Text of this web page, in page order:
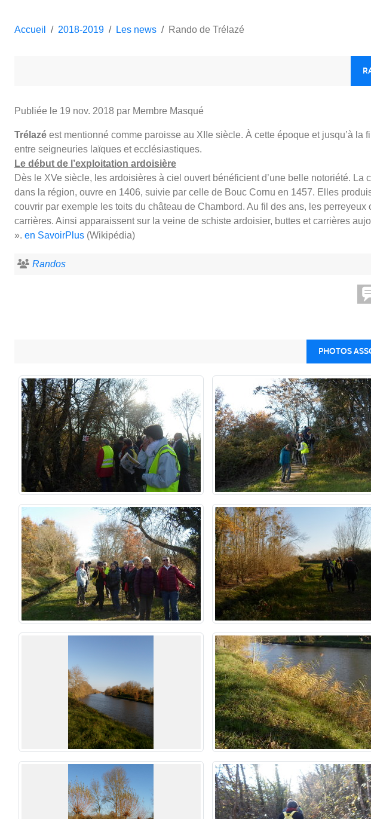
Accueil 2018-2019 Les news Rando de Trélazé
Publiée le 19 nov. 2018 par Membre Masqué
Trélazé est mentionné comme paroisse au XIIe siècle. À cette époque et jusqu’à la
entre seigneuries laïques et ecclésiastiques.
Le début de l’exploitation ardoisière
Dès le XVe siècle, les ardoisières à ciel ouvert bénéficient d’une belle notoriété.
dans la région, ouvre en 1406, suivie par celle de Bouc Cornu en 1457. Elles
couvrir par exemple les toits du château de Chambord. Au fil des ans, les
carrières. Ainsi apparaissent sur la veine de schiste ardoisier, buttes et carrières
». en SavoirPlus (Wikipédia)
Randos
PHOTOS